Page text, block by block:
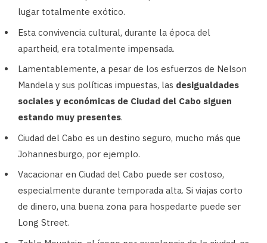
lugar totalmente exótico.
Esta convivencia cultural, durante la época del
apartheid, era totalmente impensada.
Lamentablemente, a pesar de los esfuerzos de Nelson
Mandela y sus políticas impuestas, las desigualdades
sociales y económicas de Ciudad del Cabo siguen
estando muy presentes.
Ciudad del Cabo es un destino seguro, mucho más que
Johannesburgo, por ejemplo.
Vacacionar en Ciudad del Cabo puede ser costoso,
especialmente durante temporada alta. Si viajas corto
de dinero, una buena zona para hospedarte puede ser
Long Street.